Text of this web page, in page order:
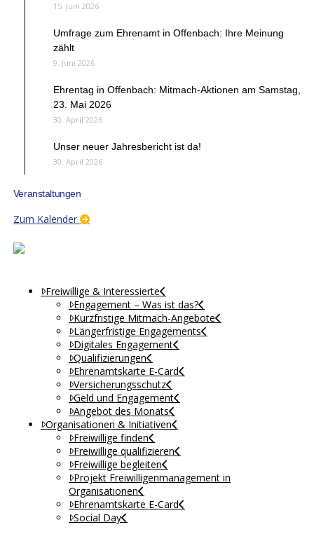
15. Juni 2026
Umfrage zum Ehrenamt in Offenbach: Ihre Meinung
zählt
9. Juni 2026
Ehrentag in Offenbach: Mitmach-Aktionen am Samstag,
23. Mai 2026
30. April 2026
Unser neuer Jahresbericht ist da!
30. April 2026
Veranstaltungen
Zum Kalender
Freiwillige & Interessierte
Engagement – Was ist das?
Kurzfristige Mitmach-Angebote
Längerfristige Engagements
Digitales Engagement
Qualifizierungen
Ehrenamtskarte E-Card
Versicherungsschutz
Geld und Engagement
Angebot des Monats
Organisationen & Initiativen
Freiwillige finden
Freiwillige qualifizieren
Freiwillige begleiten
Projekt Freiwilligenmanagement in
Organisationen
Ehrenamtskarte E-Card
Social Day